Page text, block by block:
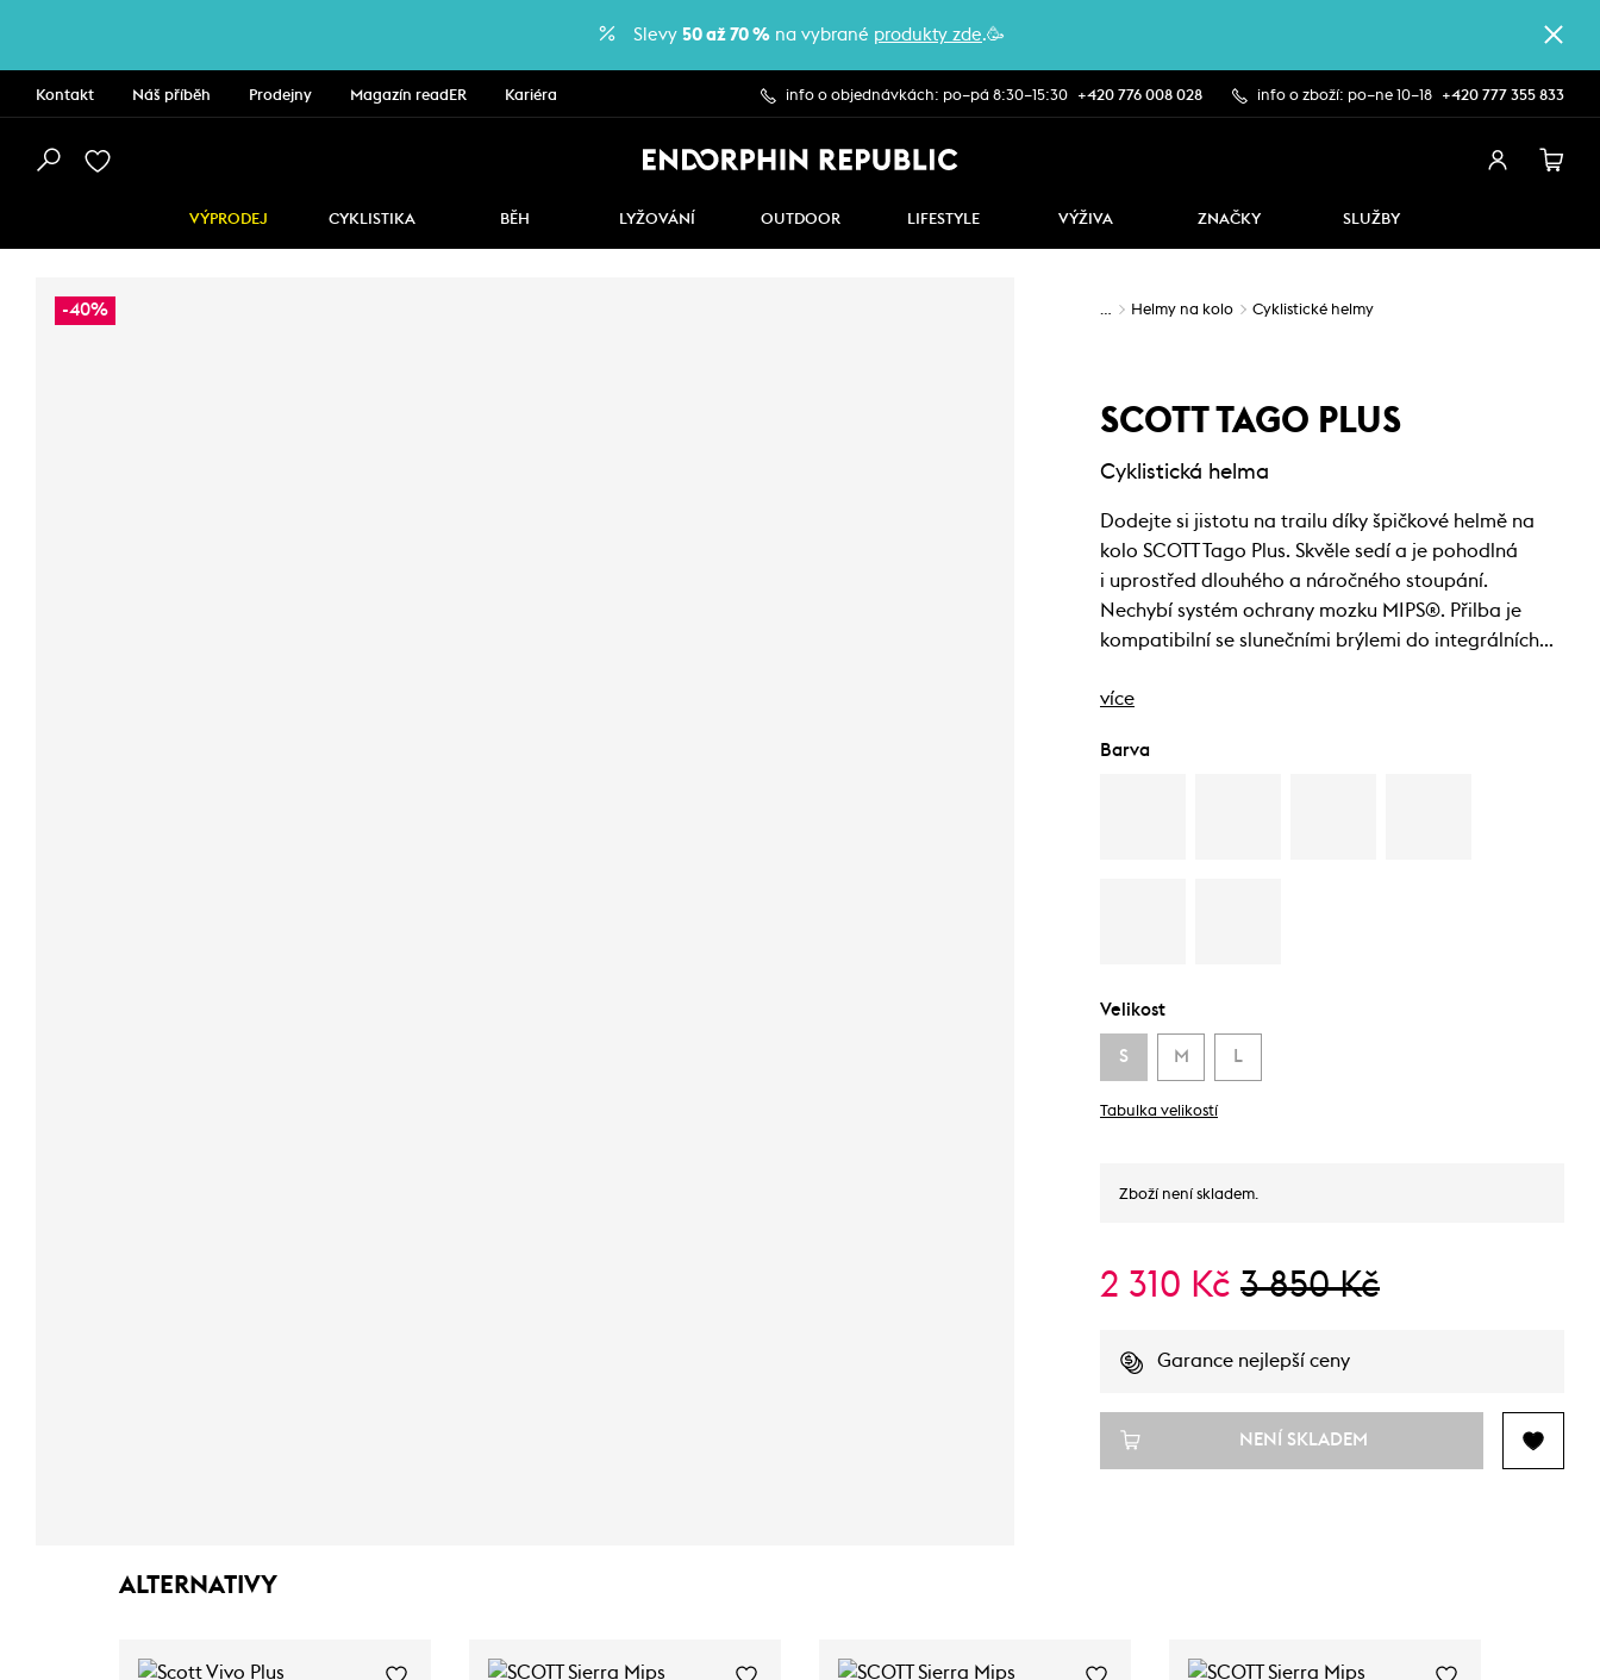
Slevy 50 až 70 % na vybrané produkty zde.🥳
Kontakt Náš příběh Prodejny Magazín readER Kariéra info o objednávkách: po–pá 8:30–15:30 +420 776 008 028 info o zboží: po–ne 10–18 +420 777 355 833
VÝPRODEJ CYKLISTIKA BĚH LYŽOVÁNÍ OUTDOOR LIFESTYLE VÝŽIVA ZNAČKY SLUŽBY
-40% … Helmy na kolo Cyklistické helmy
SCOTT TAGO PLUS
Cyklistická helma
Dodejte si jistotu na trailu díky špičkové helmě na
kolo SCOTT Tago Plus. Skvěle sedí a je pohodlná
i uprostřed dlouhého a náročného stoupání.
Nechybí systém ochrany mozku MIPS®. Přilba je
kompatibilní se slunečními brýlemi do integrálních…
více
Barva
Velikost
S M L
Tabulka velikostí
Zboží není skladem.
2 310 Kč 3 850 Kč
Garance nejlepší ceny
NENÍ SKLADEM
ALTERNATIVY